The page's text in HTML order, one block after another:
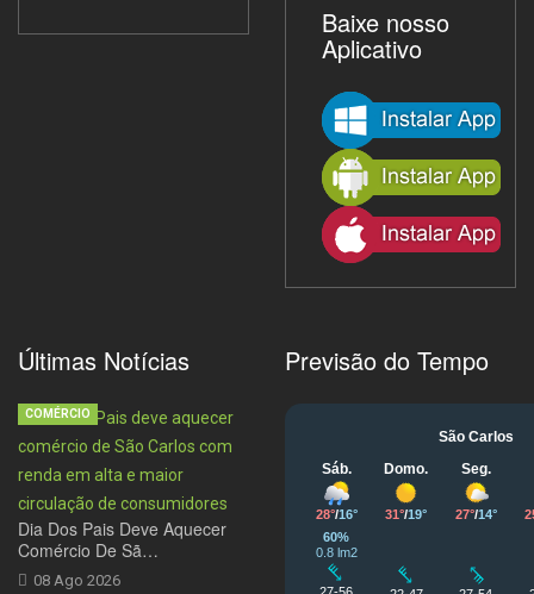
Baixe nosso
Aplicativo
Últimas Notícias
Dia Dos Pais Deve Aquecer
Comércio De Sã…
08 Ago 2026
COMÉRCIO
Previsão do Tempo